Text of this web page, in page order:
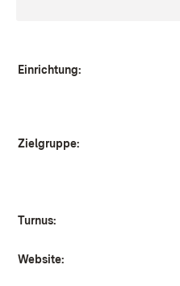
Einrichtung:
Zielgruppe:
Turnus:
Website: